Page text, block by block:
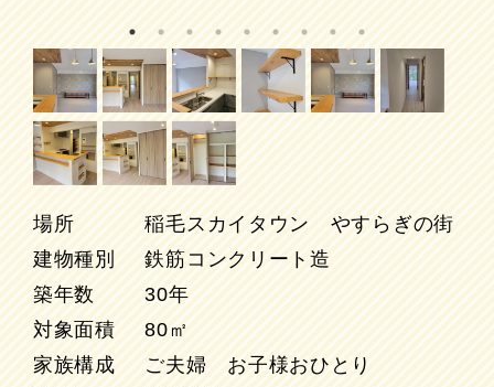
場所
稲毛スカイタウン やすらぎの街
建物種別
鉄筋コンクリート造
築年数
30年
対象面積
80㎡
家族構成
ご夫婦 お子様おひとり